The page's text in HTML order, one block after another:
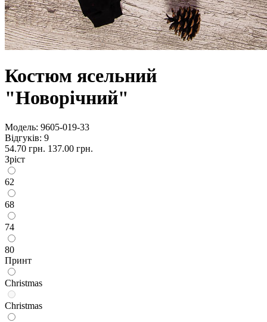
Костюм ясельний
"Новорічний"
Модель: 9605-019-33
Відгуків: 9
54.70 грн. 137.00 грн.
Зріст
62
68
74
80
Принт
Сhristmas
Сhristmas